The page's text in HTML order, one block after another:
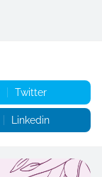
Twitter
Linkedin